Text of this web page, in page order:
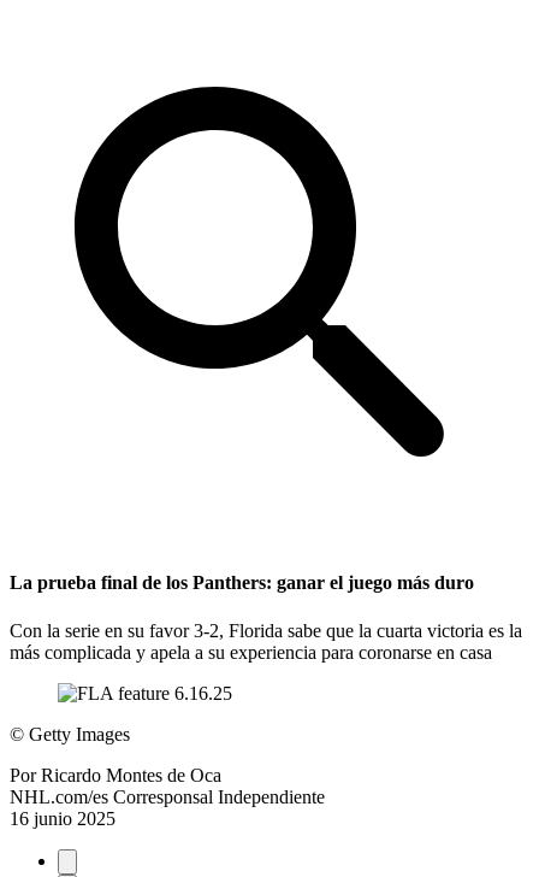
La prueba final de los Panthers: ganar el juego más duro
Con la serie en su favor 3-2, Florida sabe que la cuarta victoria es la
más complicada y apela a su experiencia para coronarse en casa
© Getty Images
Por Ricardo Montes de Oca
NHL.com/es Corresponsal Independiente
16 junio 2025